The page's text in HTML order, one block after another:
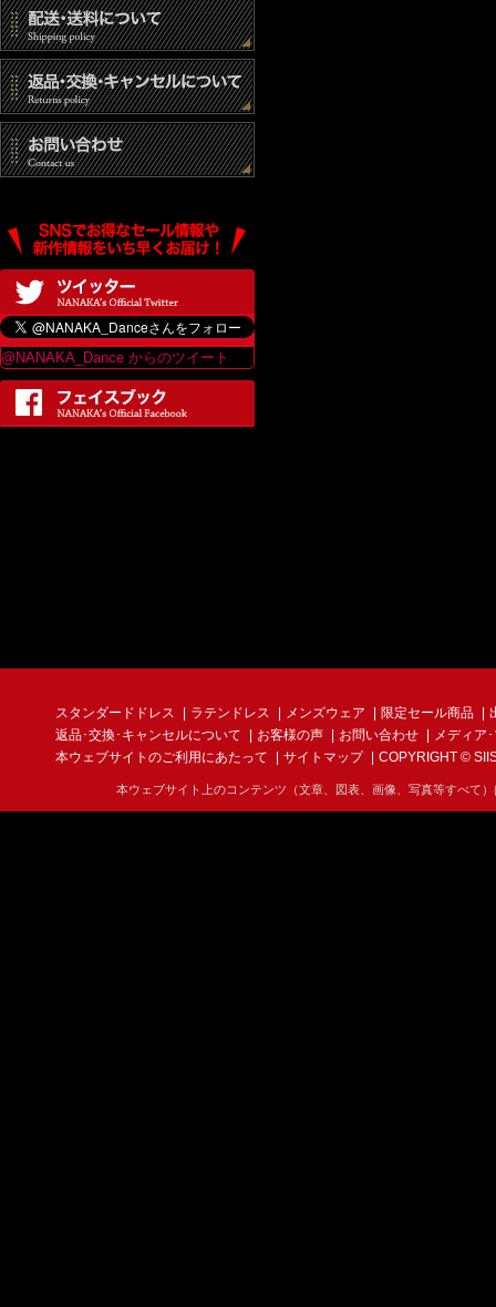
@NANAKA_Dance からのツイート
スタンダードドレス ラテンドレス メンズウェア 限定セール商品
返品･交換･キャンセルについて
お客様の声 お問い合わせ
メディア
本ウェブサイトのご利用にあたって
サイトマップ COPYRIGHT ©
本ウェブサイト上のコンテンツ（文章、図表、画像、写真等すべて